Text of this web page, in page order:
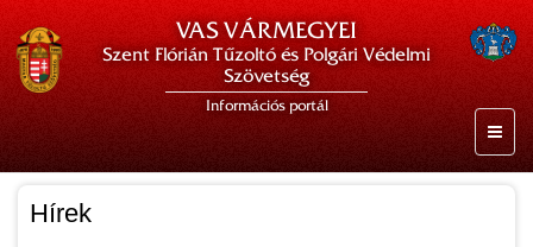
VAS VÁRMEGYEI
Szent Flórián Tűzoltó és Polgári Védelmi
Szövetség
Információs portál
Hírek